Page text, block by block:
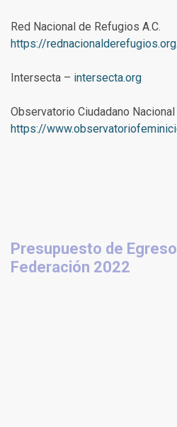
Red Nacional de Refugios A.C.
https://
Intersecta – intersecta.org
Observatorio Ciudadano
https://
Presupuesto de
Federación 2022